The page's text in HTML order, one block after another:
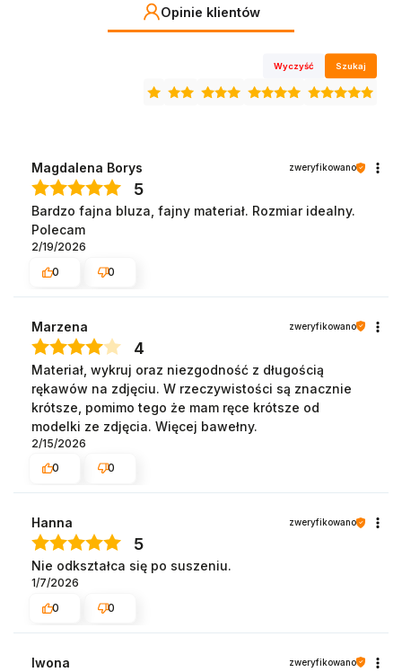
Opinie klientów
Wyczyść Szukaj
Magdalena Borys zweryfikowano
5
Bardzo fajna bluza, fajny materiał. Rozmiar idealny.
Polecam
2/19/2026
0
0
Marzena zweryfikowano
4
Materiał, wykruj oraz niezgodność z długością
rękawów na zdjęciu. W rzeczywistości są znacznie
krótsze, pomimo tego że mam ręce krótsze od
modelki ze zdjęcia. Więcej bawełny.
2/15/2026
0
0
Hanna zweryfikowano
5
Nie odkształca się po suszeniu.
1/7/2026
0
0
Iwona zweryfikowano